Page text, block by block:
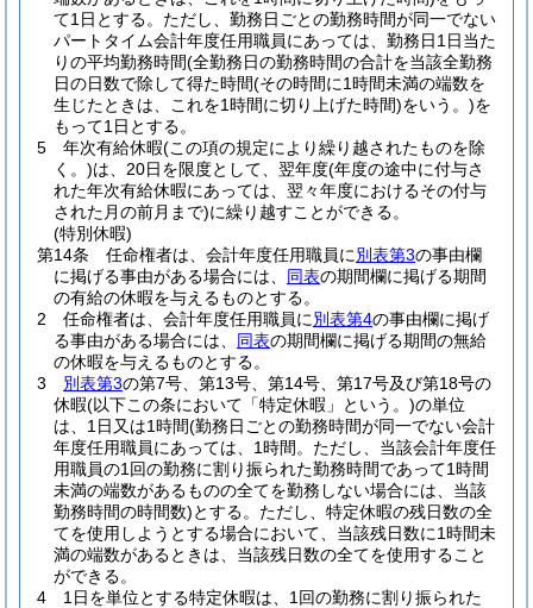
て1日とする。 ただし、勤務日ごとの勤務時間が同一でない
パートタイム会計年度任用職員にあっては、勤務日1日当た
りの平均勤務時間(全勤務日の勤務時間の合計を当該全勤務
日の日数で除して得た時間(その時間に1時間未満の端数を
生じたときは、これを1時間に切り上げた時間)をいう。)を
もって1日とする。
5
年次有給休暇(この項の規定により繰り越されたものを除
く。)は、20日を限度として、翌年度(年度の途中に付与さ
れた年次有給休暇にあっては、翌々年度におけるその付与
された月の前月まで)に繰り越すことができる。
(特別休暇)
第14条
任命権者は、会計年度任用職員に別表第3の事由欄
に掲げる事由がある場合には、 同表の期間欄に掲げる期間
の有給の休暇を与えるものとする。
2
任命権者は、会計年度任用職員に別表第4の事由欄に掲げ
る事由がある場合には、 同表の期間欄に掲げる期間の無給
の休暇を与えるものとする。
3
別表第3の第7号、第13号、第14号、第17号及び第18号の
休暇(以下この条において「特定休暇」という。)の単位
は、1日又は1時間(勤務日ごとの勤務時間が同一でない会計
年度任用職員にあっては、1時間。ただし、当該会計年度任
用職員の1回の勤務に割り振られた勤務時間であって1時間
未満の端数があるものの全てを勤務しない場合には、当該
勤務時間の時間数)とする。 ただし、特定休暇の残日数の全
てを使用しようとする場合において、当該残日数に1時間未
満の端数があるときは、当該残日数の全てを使用すること
ができる。
4
1日を単位とする特定休暇は、1回の勤務に割り振られた